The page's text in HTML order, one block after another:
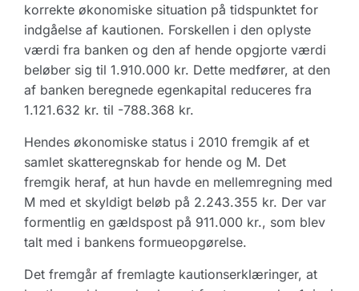
korrekte økonomiske situation på tidspunktet for
indgåelse af kautionen. Forskellen i den oplyste
værdi fra banken og den af hende opgjorte værdi
beløber sig til 1.910.000 kr. Dette medfører, at den
af banken beregnede egenkapital reduceres fra
1.121.632 kr. til -788.368 kr.
Hendes økonomiske status i 2010 fremgik af et
samlet skatteregnskab for hende og M. Det
fremgik heraf, at hun havde en mellemregning med
M med et skyldigt beløb på 2.243.355 kr. Der var
formentlig en gældspost på 911.000 kr., som blev
talt med i bankens formueopgørelse.
Det fremgår af fremlagte kautionserklæringer, at